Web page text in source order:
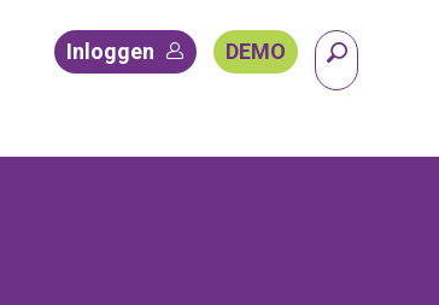
Inloggen DEMO